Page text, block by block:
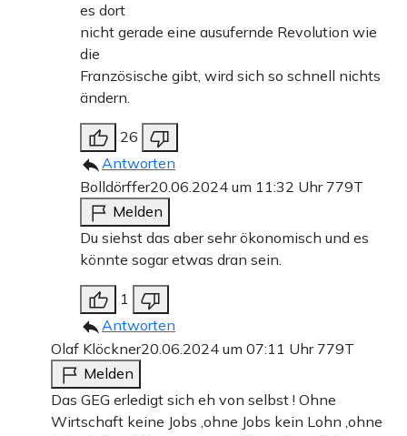
es dort
nicht gerade eine ausufernde Revolution wie
die
Französische gibt, wird sich so schnell nichts
ändern.
26
Antworten
Bolldörffer20.06.2024 um 11:32 Uhr 779T
Melden
Du siehst das aber sehr ökonomisch und es
könnte sogar etwas dran sein.
1
Antworten
Olaf Klöckner20.06.2024 um 07:11 Uhr 779T
Melden
Das GEG erledigt sich eh von selbst ! Ohne
Wirtschaft keine Jobs ,ohne Jobs kein Lohn ,ohne